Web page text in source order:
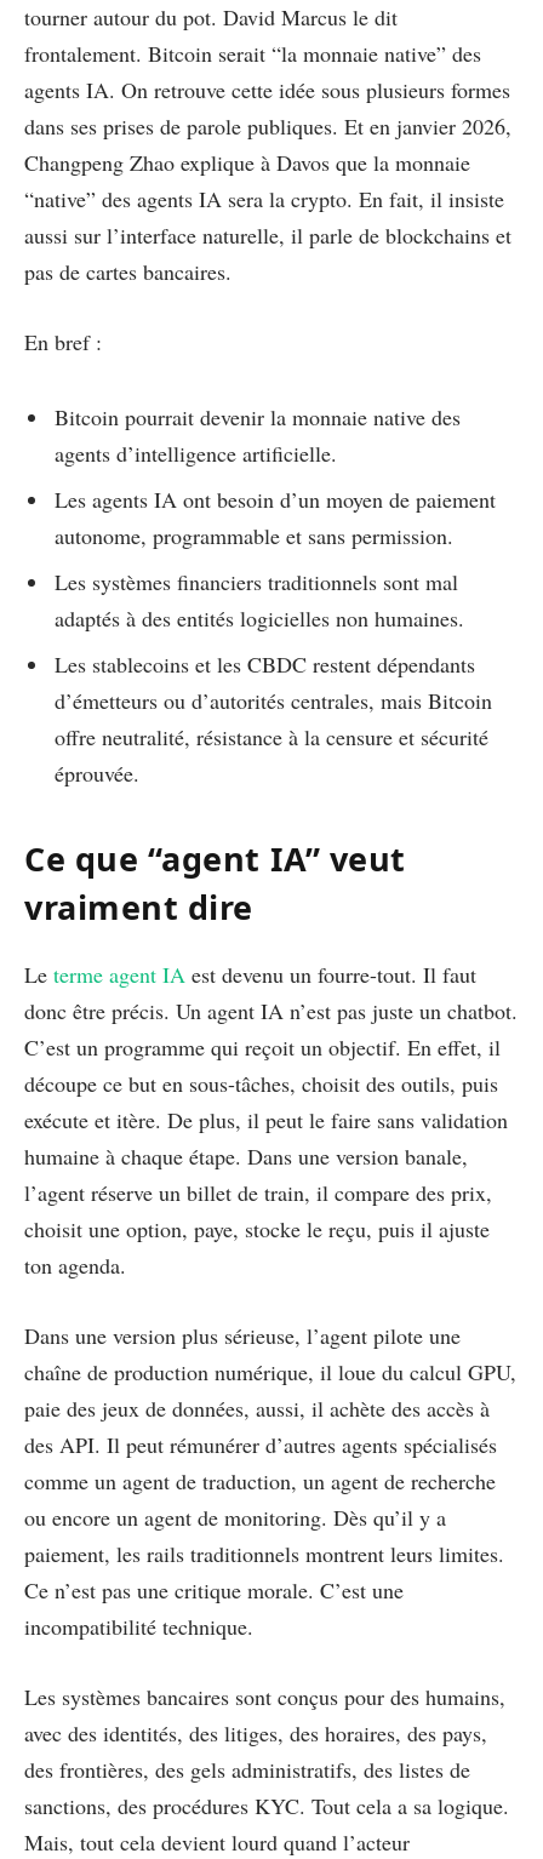
tourner autour du pot. David Marcus le dit
frontalement. Bitcoin serait “la monnaie native” des
agents IA. On retrouve cette idée sous plusieurs formes
dans ses prises de parole publiques. Et en janvier 2026,
Changpeng Zhao explique à Davos que la monnaie
“native” des agents IA sera la crypto. En fait, il insiste
aussi sur l’interface naturelle, il parle de blockchains et
pas de cartes bancaires.
En bref :
Bitcoin pourrait devenir la monnaie native des
agents d’intelligence artificielle.
Les agents IA ont besoin d’un moyen de paiement
autonome, programmable et sans permission.
Les systèmes financiers traditionnels sont mal
adaptés à des entités logicielles non humaines.
Les stablecoins et les CBDC restent dépendants
d’émetteurs ou d’autorités centrales, mais Bitcoin
offre neutralité, résistance à la censure et sécurité
éprouvée.
Ce que “agent IA” veut
vraiment dire
Le terme agent IA est devenu un fourre-tout. Il faut
donc être précis. Un agent IA n’est pas juste un chatbot.
C’est un programme qui reçoit un objectif. En effet, il
découpe ce but en sous-tâches, choisit des outils, puis
exécute et itère. De plus, il peut le faire sans validation
humaine à chaque étape. Dans une version banale,
l’agent réserve un billet de train, il compare des prix,
choisit une option, paye, stocke le reçu, puis il ajuste
ton agenda.
Dans une version plus sérieuse, l’agent pilote une
chaîne de production numérique, il loue du calcul GPU,
paie des jeux de données, aussi, il achète des accès à
des API. Il peut rémunérer d’autres agents spécialisés
comme un agent de traduction, un agent de recherche
ou encore un agent de monitoring. Dès qu’il y a
paiement, les rails traditionnels montrent leurs limites.
Ce n’est pas une critique morale. C’est une
incompatibilité technique.
Les systèmes bancaires sont conçus pour des humains,
avec des identités, des litiges, des horaires, des pays,
des frontières, des gels administratifs, des listes de
sanctions, des procédures KYC. Tout cela a sa logique.
Mais, tout cela devient lourd quand l’acteur